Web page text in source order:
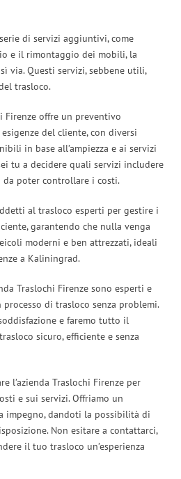
di servizi aggiuntivi, come
e il rimontaggio dei mobili, la
via. Questi servizi, sebbene utili,
trasloco.
Firenze offre un preventivo
del cliente, con diversi
in base all’ampiezza e ai servizi
tu a decidere quali servizi includere
poter controllare i costi.
al trasloco esperti per gestire i
garantendo che nulla venga
moderni e ben attrezzati, ideali
a Kaliningrad.
Traslochi Firenze sono esperti e
di trasloco senza problemi.
e faremo tutto il
sicuro, efficiente e senza
l’azienda Traslochi Firenze per
e sui servizi. Offriamo un
impegno, dandoti la possibilità di
Non esitare a contattarci,
il tuo trasloco un’esperienza